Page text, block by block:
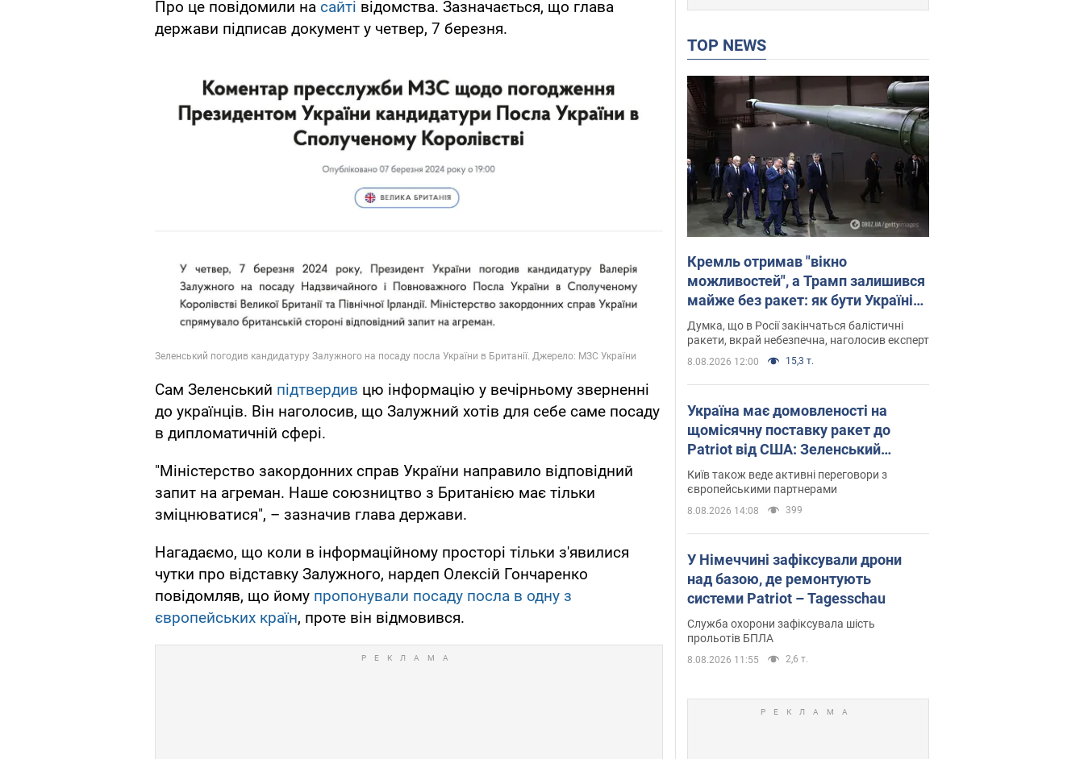
Про це повідомили на сайті відомства. Зазначається, що глава
держави підписав документ у четвер, 7 березня.
Сам Зеленський підтвердив цю інформацію у вечірньому зверненні
до українців. Він наголосив, що Залужний хотів для себе саме посаду
в дипломатичній сфері.
"Міністерство закордонних справ України направило відповідний
запит на агреман. Наше союзництво з Британією має тільки
зміцнюватися", – зазначив глава держави.
Нагадаємо, що коли в інформаційному просторі тільки з'явилися
чутки про відставку Залужного, нардеп Олексій Гончаренко
повідомляв, що йому пропонували посаду посла в одну з
європейських країн, проте він відмовився.
TOP NEWS
Кремль отримав "вікно
можливостей", а Трамп залишився
майже без ракет: як бути Україні?
Інтерв’ю з Мельником
Думка, що в Росії закінчаться балістичні
ракети, вкрай небезпечна, наголосив експерт
8.08.2026 12:00 15,3 т.
Україна має домовленості на
щомісячну поставку ракет до
Patriot від США: Зеленський
розкрив подробиці
Київ також веде активні переговори з
європейськими партнерами
8.08.2026 14:08 399
У Німеччині зафіксували дрони
над базою, де ремонтують
системи Patriot – Tagesschau
Служба охорони зафіксувала шість
прольотів БПЛА
8.08.2026 11:55 2,6 т.